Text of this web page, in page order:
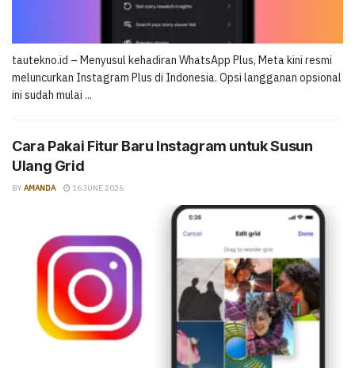
tautekno.id – Menyusul kehadiran WhatsApp Plus, Meta kini resmi
meluncurkan Instagram Plus di Indonesia. Opsi langganan opsional
ini sudah mulai ...
Cara Pakai Fitur Baru Instagram untuk Susun
Ulang Grid
BY AMANDA 16 JUNE 2026